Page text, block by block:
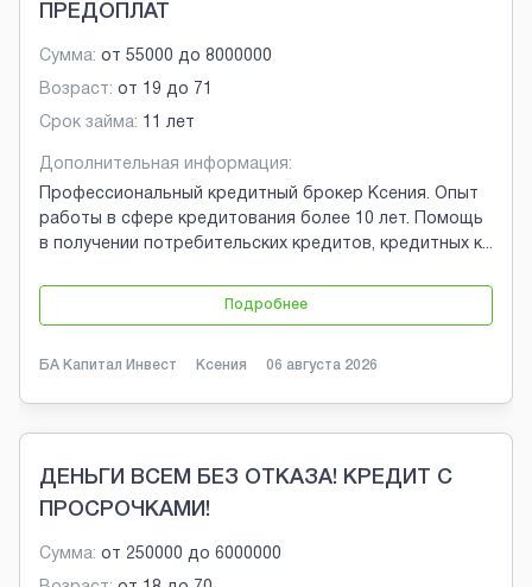
ПРЕДОПЛАТ
Сумма: от 55000 до 8000000
Возраст: от 19 до 71
Срок займа: 11 лет
Дополнительная информация:
Профессиональный кредитный брокер Ксения. Опыт
работы в сфере кредитования более 10 лет. Помощь
в получении потребительских кредитов, кредитных к...
Подробнее
БА Капитал Инвест Ксения 06 августа 2026
ДЕНЬГИ ВСЕМ БЕЗ ОТКАЗА! КРЕДИТ С
ПРОСРОЧКАМИ!
Сумма: от 250000 до 6000000